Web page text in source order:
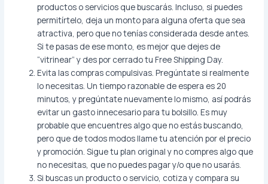
productos o servicios que buscarás. Incluso, si puedes
permitírtelo, deja un monto para alguna oferta que sea
atractiva, pero que no tenías considerada desde antes.
Si te pasas de ese monto, es mejor que dejes de
“vitrinear” y des por cerrado tu Free Shipping Day.
Evita las compras compulsivas. Pregúntate si realmente
lo necesitas. Un tiempo razonable de espera es 20
minutos, y pregúntate nuevamente lo mismo, así podrás
evitar un gasto innecesario para tu bolsillo. Es muy
probable que encuentres algo que no estás buscando,
pero que de todos modos llame tu atención por el precio
y promoción. Sigue tu plan original y no compres algo que
no necesitas, que no puedes pagar y/o que no usarás.
Si buscas un producto o servicio, cotiza y compara su